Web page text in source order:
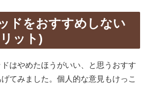
ドをおすすめしない
ット)
はやめたほうがいい、と思うおすす
てみました。個人的な意見もけっこ